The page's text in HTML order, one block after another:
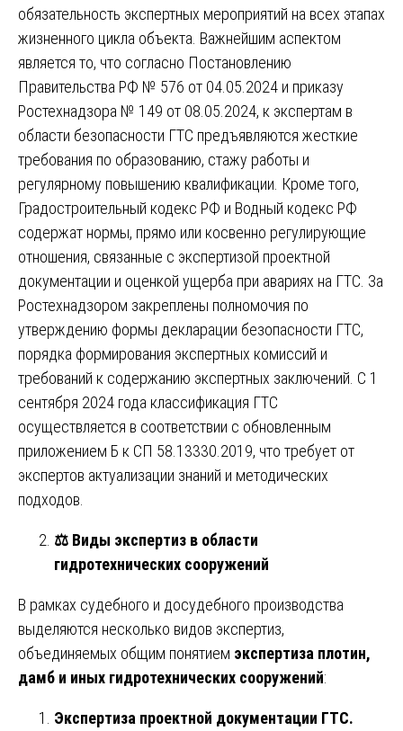
обязательность экспертных мероприятий на всех этапах
жизненного цикла объекта. Важнейшим аспектом
является то, что согласно Постановлению
Правительства РФ № 576 от 04.05.2024 и приказу
Ростехнадзора № 149 от 08.05.2024, к экспертам в
области безопасности ГТС предъявляются жесткие
требования по образованию, стажу работы и
регулярному повышению квалификации. Кроме того,
Градостроительный кодекс РФ и Водный кодекс РФ
содержат нормы, прямо или косвенно регулирующие
отношения, связанные с экспертизой проектной
документации и оценкой ущерба при авариях на ГТС. За
Ростехнадзором закреплены полномочия по
утверждению формы декларации безопасности ГТС,
порядка формирования экспертных комиссий и
требований к содержанию экспертных заключений. С 1
сентября 2024 года классификация ГТС
осуществляется в соответствии с обновленным
приложением Б к СП 58.13330.2019, что требует от
экспертов актуализации знаний и методических
подходов.
⚖️ Виды экспертиз в области
гидротехнических сооружений
В рамках судебного и досудебного производства
выделяются несколько видов экспертиз,
объединяемых общим понятием экспертиза плотин,
дамб и иных гидротехнических сооружений:
Экспертиза проектной документации ГТС.